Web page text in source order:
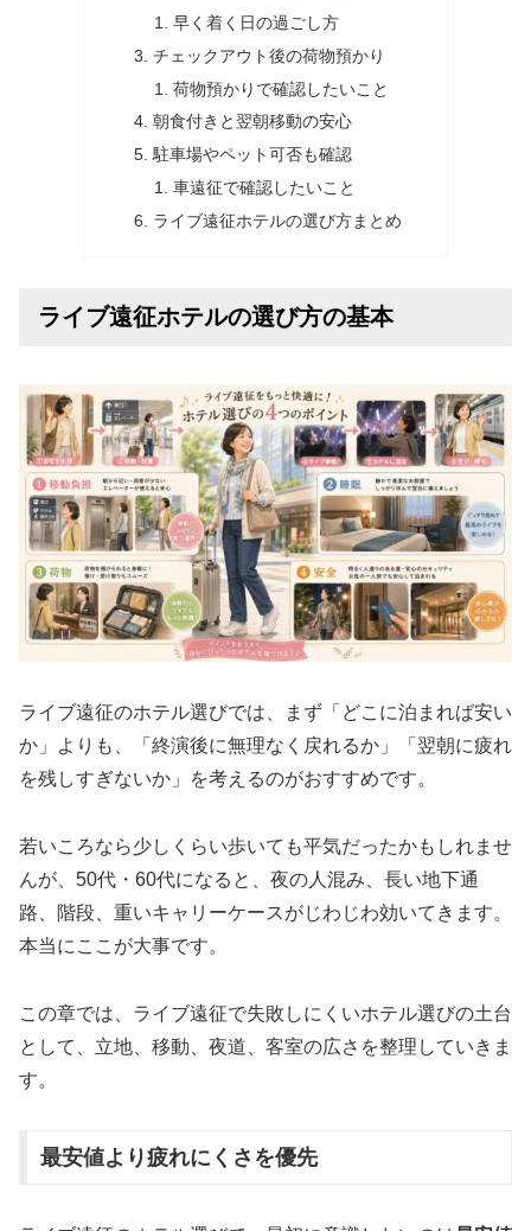
早く着く日の過ごし方
チェックアウト後の荷物預かり
荷物預かりで確認したいこと
朝食付きと翌朝移動の安心
駐車場やペット可否も確認
車遠征で確認したいこと
ライブ遠征ホテルの選び方まとめ
ライブ遠征ホテルの選び方の基本
ライブ遠征のホテル選びでは、まず「どこに泊まれば安い
か」よりも、「終演後に無理なく戻れるか」「翌朝に疲れ
を残しすぎないか」を考えるのがおすすめです。
若いころなら少しくらい歩いても平気だったかもしれませ
んが、50代・60代になると、夜の人混み、長い地下通
路、階段、重いキャリーケースがじわじわ効いてきます。
本当にここが大事です。
この章では、ライブ遠征で失敗しにくいホテル選びの土台
として、立地、移動、夜道、客室の広さを整理していきま
す。
最安値より疲れにくさを優先